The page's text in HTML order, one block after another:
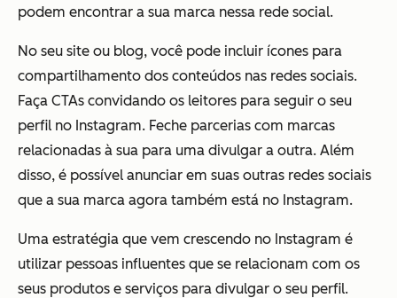
podem encontrar a sua marca nessa rede social.
No seu site ou blog, você pode incluir ícones para
compartilhamento dos conteúdos nas redes sociais.
Faça CTAs convidando os leitores para seguir o seu
perfil no Instagram. Feche parcerias com marcas
relacionadas à sua para uma divulgar a outra. Além
disso, é possível anunciar em suas outras redes sociais
que a sua marca agora também está no Instagram.
Uma estratégia que vem crescendo no Instagram é
utilizar pessoas influentes que se relacionam com os
seus produtos e serviços para divulgar o seu perfil.